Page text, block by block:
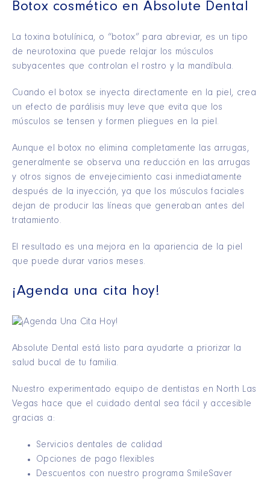
Botox cosmético en Absolute Dental
La toxina botulínica, o “botox” para abreviar, es un tipo
de neurotoxina que puede relajar los músculos
subyacentes que controlan el rostro y la mandíbula.
Cuando el botox se inyecta directamente en la piel, crea
un efecto de parálisis muy leve que evita que los
músculos se tensen y formen pliegues en la piel.
Aunque el botox no elimina completamente las arrugas,
generalmente se observa una reducción en las arrugas
y otros signos de envejecimiento casi inmediatamente
después de la inyección, ya que los músculos faciales
dejan de producir las líneas que generaban antes del
tratamiento.
El resultado es una mejora en la apariencia de la piel
que puede durar varios meses.
¡Agenda una cita hoy!
Absolute Dental está listo para ayudarte a priorizar la
salud bucal de tu familia.
Nuestro experimentado equipo de dentistas en North Las
Vegas hace que el cuidado dental sea fácil y accesible
gracias a:
Servicios dentales de calidad
Opciones de pago flexibles
Descuentos con nuestro programa SmileSaver